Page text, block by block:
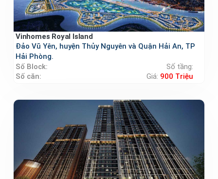
Vinhomes Royal Island
Đảo Vũ Yên, huyện Thủy Nguyên và Quận Hải An, TP
Hải Phòng.
Số Block:
Số tầng:
Số căn:
Giá: 900 Triệu